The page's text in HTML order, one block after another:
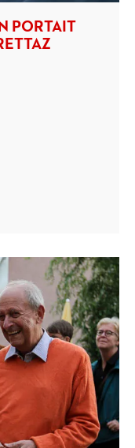
PORTAIT